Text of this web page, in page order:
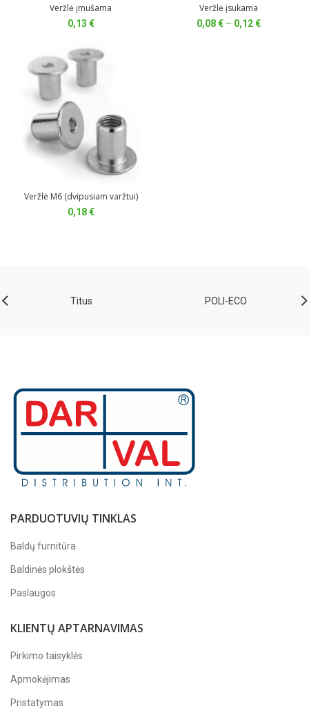
Veržlė įmušama
0,13 €
Veržlė įsukama
0,08€ – 0,12€Price
Veržlė M6 (dvipusiam varžtui)
0,18€
Titus POLI-ECO
PARDUOTUVIŲ TINKLAS
Baldų furnitūra
Baldinės plokštės
Paslaugos
KLIENTŲ APTARNAVIMAS
Pirkimo taisyklės
Apmokėjimas
Pristatymas